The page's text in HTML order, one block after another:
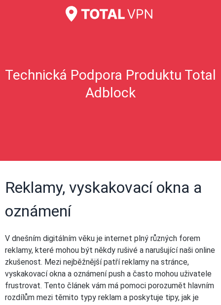
Technická Podpora Produktu Total
Adblock
Reklamy, vyskakovací okna a
oznámení
V dnešním digitálním věku je internet plný různých forem
reklamy, které mohou být někdy rušivé a narušující naši online
zkušenost. Mezi nejběžnější patří reklamy na stránce,
vyskakovací okna a oznámení push a často mohou uživatele
frustrovat. Tento článek vám má pomoci porozumět hlavním
rozdílům mezi těmito typy reklam a poskytuje tipy, jak je